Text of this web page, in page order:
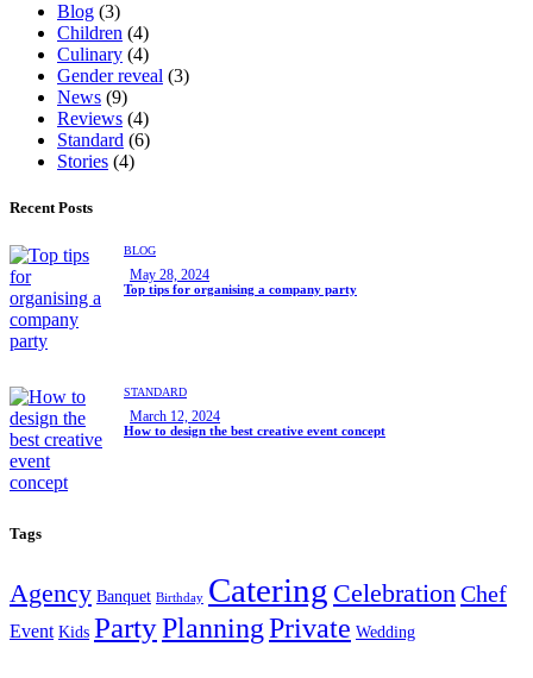
Blog (3)
Children (4)
Culinary (4)
Gender reveal (3)
News (9)
Reviews (4)
Standard (6)
Stories (4)
Recent Posts
BLOG
May 28, 2024
Top tips for organising a company party
STANDARD
March 12, 2024
How to design the best creative event concept
Tags
Agency Banquet Birthday Catering Celebration Chef
Event Kids PartyPlanningPrivate Wedding